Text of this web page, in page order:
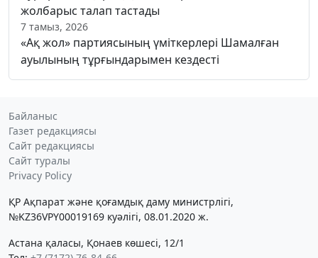
жолбарыс талап тастады
7 тамыз, 2026
«Ақ жол» партиясының үміткерлері Шамалған
ауылының тұрғындарымен кездесті
Байланыс
Газет редакциясы
Сайт редакциясы
Сайт туралы
Privacy Policy
ҚР Ақпарат және қоғамдық даму министрлігі,
№KZ36VPY00019169 куәлігі, 08.01.2020 ж.
Астана қаласы, Қонаев көшесі, 12/1